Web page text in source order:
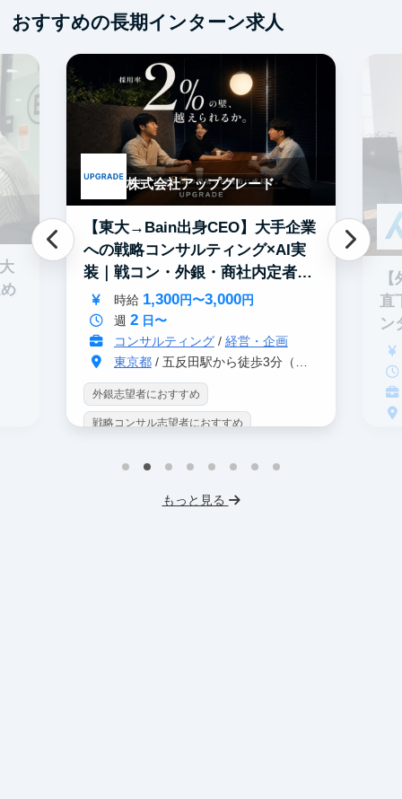
おすすめの長期インターン求人
株式会社アップグレード
【東大→Bain出身CEO】大手企業
への戦略コンサルティング×AI実
装｜戦コン・外銀・商社内定者多
数
時給 1,300円〜3,000円
週 2日〜
コンサルティング/ 経営・企画
東京都/ 五反田駅から徒歩3分（大崎駅から徒歩8分）
外銀志望者におすすめ
戦略コンサル志望者におすすめ
データサイエンス
直
ン
もっと見る